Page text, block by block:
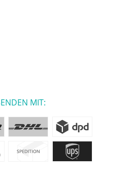
MIT: